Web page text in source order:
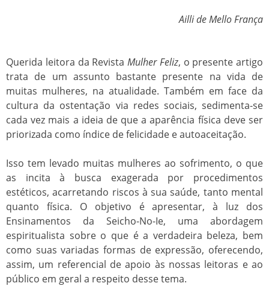
Ailli de Mello França
Querida leitora da Revista Mulher Feliz, o presente artigo
trata de um assunto bastante presente na vida de
muitas mulheres, na atualidade. Também em face da
cultura da ostentação via redes sociais, sedimenta-se
cada vez mais a ideia de que a aparência física deve ser
priorizada como índice de felicidade e autoaceitação.
Isso tem levado muitas mulheres ao sofrimento, o que
as incita à busca exagerada por procedimentos
estéticos, acarretando riscos à sua saúde, tanto mental
quanto física. O objetivo é apresentar, à luz dos
Ensinamentos da Seicho-No-Ie, uma abordagem
espiritualista sobre o que é a verdadeira beleza, bem
como suas variadas formas de expressão, oferecendo,
assim, um referencial de apoio às nossas leitoras e ao
público em geral a respeito desse tema.